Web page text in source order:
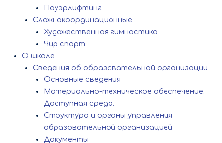
Пауэрлифтинг
Сложнокоординационные
Художественная гимнастика
Чир спорт
О школе
Сведения об образовательной организации
Основные сведения
Материально-техническое обеспечение.
Доступная среда.
Структура и органы управления
образовательной организацией
Документы